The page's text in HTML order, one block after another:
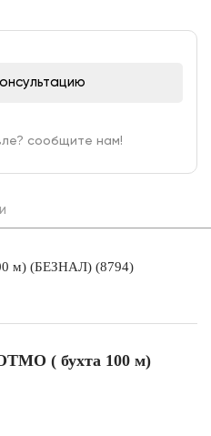
сообщите нам!
м) (БЕЗНАЛ) (8794)
( бухта 100 м)